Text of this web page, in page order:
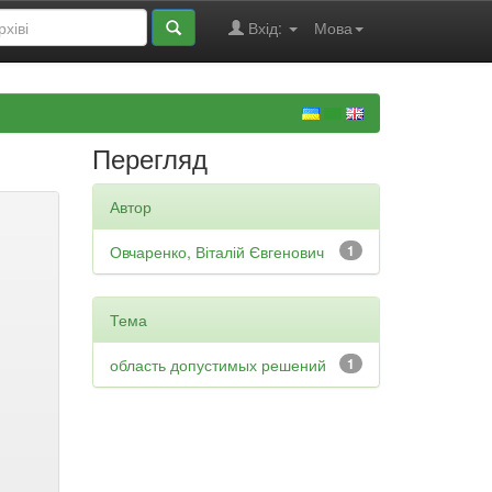
Мова
Вхід:
Перегляд
Автор
1
Овчаренко, Віталій Євгенович
Тема
1
область допустимых решений